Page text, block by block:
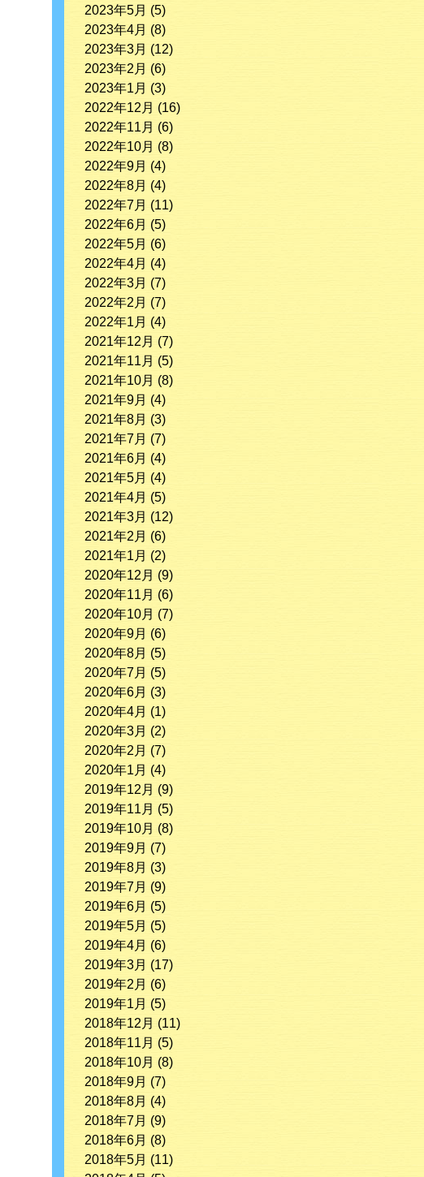
2023年5月 (5)
2023年4月 (8)
2023年3月 (12)
2023年2月 (6)
2023年1月 (3)
2022年12月 (16)
2022年11月 (6)
2022年10月 (8)
2022年9月 (4)
2022年8月 (4)
2022年7月 (11)
2022年6月 (5)
2022年5月 (6)
2022年4月 (4)
2022年3月 (7)
2022年2月 (7)
2022年1月 (4)
2021年12月 (7)
2021年11月 (5)
2021年10月 (8)
2021年9月 (4)
2021年8月 (3)
2021年7月 (7)
2021年6月 (4)
2021年5月 (4)
2021年4月 (5)
2021年3月 (12)
2021年2月 (6)
2021年1月 (2)
2020年12月 (9)
2020年11月 (6)
2020年10月 (7)
2020年9月 (6)
2020年8月 (5)
2020年7月 (5)
2020年6月 (3)
2020年4月 (1)
2020年3月 (2)
2020年2月 (7)
2020年1月 (4)
2019年12月 (9)
2019年11月 (5)
2019年10月 (8)
2019年9月 (7)
2019年8月 (3)
2019年7月 (9)
2019年6月 (5)
2019年5月 (5)
2019年4月 (6)
2019年3月 (17)
2019年2月 (6)
2019年1月 (5)
2018年12月 (11)
2018年11月 (5)
2018年10月 (8)
2018年9月 (7)
2018年8月 (4)
2018年7月 (9)
2018年6月 (8)
2018年5月 (11)